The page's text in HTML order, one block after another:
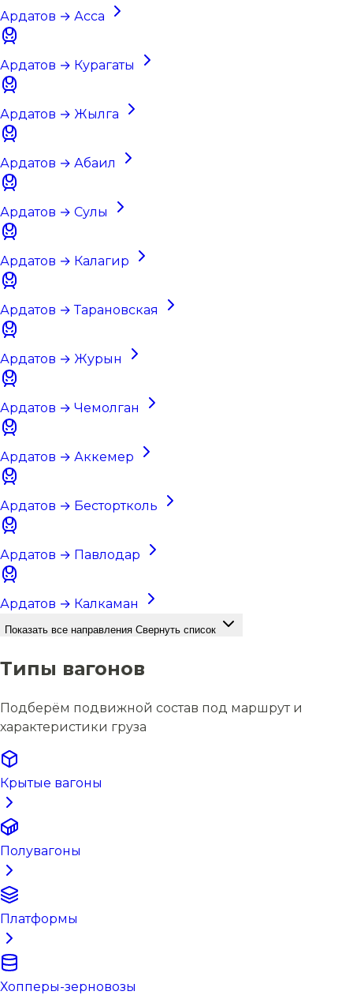
Ардатов → Асса
Ардатов → Курагаты
Ардатов → Жылга
Ардатов → Абаил
Ардатов → Сулы
Ардатов → Калагир
Ардатов → Тарановская
Ардатов → Журын
Ардатов → Чемолган
Ардатов → Аккемер
Ардатов → Бестортколь
Ардатов → Павлодар
Ардатов → Калкаман
Показать все направления Свернуть список
Типы вагонов
Подберём подвижной состав под маршрут и
характеристики груза
Крытые вагоны
Полувагоны
Платформы
Хопперы-зерновозы